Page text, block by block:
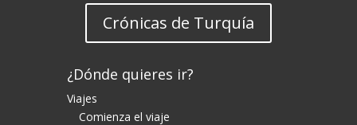
Crónicas de Turquía
¿Dónde quieres ir?
Viajes
Comienza el viaje